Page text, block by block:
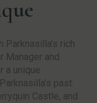
Parknasilla’s rich
Manager and
a unique
past.
Castle, and